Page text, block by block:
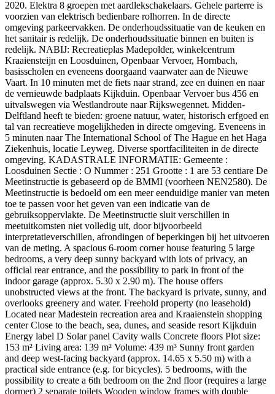
2020. Elektra 8 groepen met aardlekschakelaars. Gehele parterre is
voorzien van elektrisch bedienbare rolhorren. In de directe
omgeving parkeervakken. De onderhoudssituatie van de keuken en
het sanitair is redelijk. De onderhoudssituatie binnen en buiten is
redelijk. NABIJ: Recreatieplas Madepolder, winkelcentrum
Kraaiensteijn en Loosduinen, Openbaar Vervoer, Hornbach,
basisscholen en eveneens doorgaand vaarwater aan de Nieuwe
Vaart. In 10 minuten met de fiets naar strand, zee en duinen en naar
de vernieuwde badplaats Kijkduin. Openbaar Vervoer bus 456 en
uitvalswegen via Westlandroute naar Rijkswegennet. Midden-
Delftland heeft te bieden: groene natuur, water, historisch erfgoed en
tal van recreatieve mogelijkheden in directe omgeving. Eveneens in
5 minuten naar The International School of The Hague en het Haga
Ziekenhuis, locatie Leyweg. Diverse sportfaciliteiten in de directe
omgeving. KADASTRALE INFORMATIE: Gemeente :
Loosduinen Sectie : O Nummer : 251 Grootte : 1 are 53 centiare De
Meetinstructie is gebaseerd op de BMMI (voorheen NEN2580). De
Meetinstructie is bedoeld om een meer eenduidige manier van meten
toe te passen voor het geven van een indicatie van de
gebruiksoppervlakte. De Meetinstructie sluit verschillen in
meetuitkomsten niet volledig uit, door bijvoorbeeld
interpretatieverschillen, afrondingen of beperkingen bij het uitvoeren
van de meting. A spacious 6-room corner house featuring 5 large
bedrooms, a very deep sunny backyard with lots of privacy, an
official rear entrance, and the possibility to park in front of the
indoor garage (approx. 5.30 x 2.90 m). The house offers
unobstructed views at the front. The backyard is private, sunny, and
overlooks greenery and water. Freehold property (no leasehold)
Located near Madestein recreation area and Kraaienstein shopping
center Close to the beach, sea, dunes, and seaside resort Kijkduin
Energy label D Solar panel Cavity walls Concrete floors Plot size:
153 m² Living area: 139 m² Volume: 439 m³ Sunny front garden
and deep west-facing backyard (approx. 14.65 x 5.50 m) with a
practical side entrance (e.g. for bicycles). 5 bedrooms, with the
possibility to create a 6th bedroom on the 2nd floor (requires a large
dormer) 2 separate toilets Wooden window frames with double